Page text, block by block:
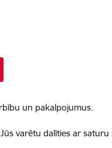
un pakalpojumus.
varētu dalīties ar